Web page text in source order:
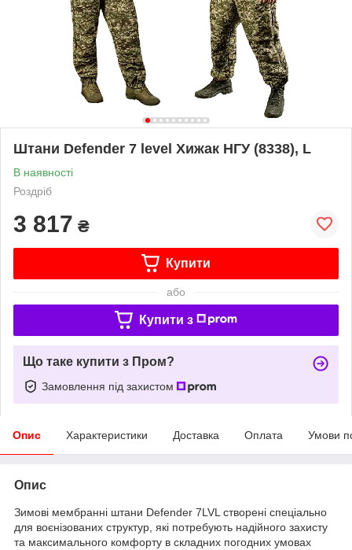
Штани Defender 7 level Хижак НГУ (8338), L
В наявності
Роздріб
3 817 ₴
Купити
або
Купити з
Що таке купити з Пром?
Замовлення під захистом
Опис Характеристики Доставка Оплата Умови
Опис
Зимові мембранні штани Defender 7LVL створені спеціально
для воєнізованих структур, які потребують надійного захисту
та максимального комфорту в складних погодних умовах